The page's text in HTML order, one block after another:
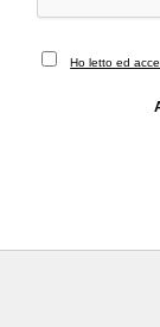
Ho letto ed